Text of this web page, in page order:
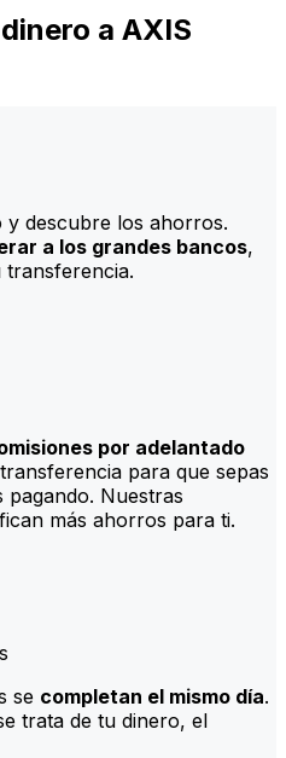
a AXIS
descubre los ahorros.
a los grandes bancos,
transferencia.
por adelantado
para que sepas
pagando. Nuestras
más ahorros para ti.
se completan el mismo día.
trata de tu dinero, el